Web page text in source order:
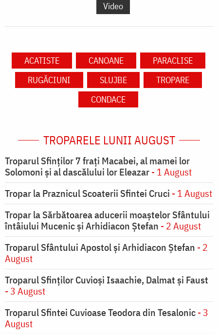
Video
ACATISTE CANOANE
PARACLISE
RUGĂCIUNI
SLUJBE
TROPARE
CONDACE
TROPARELE LUNII AUGUST
Troparul Sfinţilor 7 fraţi Macabei, al mamei lor
Solomoni şi al dascălului lor Eleazar- 1 August
Tropar la Praznicul Scoaterii Sfintei Cruci - 1 August
Tropar la Sărbătoarea aducerii moaştelor Sfântului
întâiului Mucenic şi Arhidiacon Ştefan - 2 August
Troparul Sfântului Apostol și Arhidiacon Ștefan - 2
August
Troparul Sfinţilor Cuvioşi Isaachie, Dalmat şi Faust
- 3 August
Troparul Sfintei Cuvioase Teodora din Tesalonic- 3
August